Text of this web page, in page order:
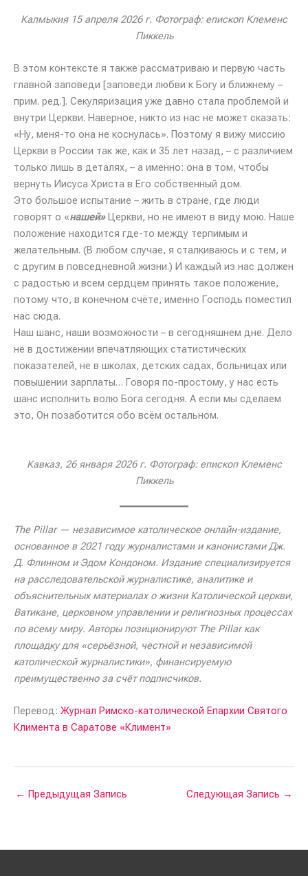
Калмыкия 15 апреля 2026 г. Фотограф: епископ Клеменс
Пиккель
В этом контексте я также рассматриваю и первую часть
главной заповеди [заповеди любви к Богу и ближнему –
прим. ред.]. Секуляризация уже давно стала проблемой и
внутри Церкви. Наверное, никто из нас не может сказать:
«Ну, меня-то она не коснулась». Поэтому я вижу миссию
Церкви в России так же, как и 35 лет назад, – с различием
только лишь в деталях, – а именно: она в том, чтобы
вернуть Иисуса Христа в Его собственный дом.
Это большое испытание – жить в стране, где люди
говорят о «нашей»Церкви, но не имеют в виду мою. Наше
положение находится где-то между терпимым и
желательным. (В любом случае, я сталкиваюсь и с тем, и
с другим в повседневной жизни.) И каждый из нас должен
с радостью и всем сердцем принять такое положение,
потому что, в конечном счёте, именно Господь поместил
нас сюда.
Наш шанс, наши возможности – в сегодняшнем дне. Дело
не в достижении впечатляющих статистических
показателей, не в школах, детских садах, больницах или
повышении зарплаты… Говоря по-простому, у нас есть
шанс исполнить волю Бога сегодня. А если мы сделаем
это, Он позаботится обо всём остальном.
Кавказ, 26 января 2026 г. Фотограф: епископ Клеменс
Пиккель
The Pillar — независимое католическое онлайн-издание,
основанное в 2021 году журналистами и канонистами Дж.
Д. Флинном и Эдом Кондоном. Издание специализируется
на расследовательской журналистике, аналитике и
объяснительных материалах о жизни Католической церкви,
Ватикане, церковном управлении и религиозных процессах
по всему миру. Авторы позиционируют The Pillar как
площадку для «серьёзной, честной и независимой
католической журналистики», финансируемую
преимущественно за счёт подписчиков.
Перевод: Журнал Римско-католической Епархии Святого
Климента в Саратове «Климент»
← Предыдущая Запись Следующая Запись →